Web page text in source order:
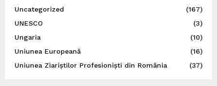
Uncategorized
(167)
UNESCO
(3)
Ungaria
(10)
Uniunea Europeană
(16)
Uniunea Ziariștilor Profesioniști din România
(37)